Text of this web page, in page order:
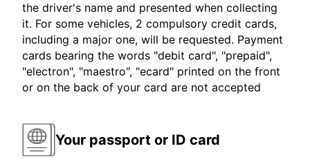
the driver's name and presented when collecting
it. For some vehicles, 2 compulsory credit cards,
including a major one, will be requested. Payment
cards bearing the words "debit card", "prepaid",
"electron", "maestro", "ecard" printed on the front
or on the back of your card are not accepted
Your passport or ID card